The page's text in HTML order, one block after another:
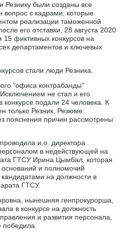
Резнику были созданы все
вопрос с кадрами, которые
реализации таможенной
его отставки, 28 августа 2020
фиктивных конкурсов на
департаментов и ключевых
стали люди Резника.
"офиса контрабанды"
не стал и его
конкурсе подали 24 человека. К
только Резник. Резюме
пояснения причин рассмотрены
и.о. директора
в недействующей на
ГТСУ Ирина Цымбал, которая
и полномочий
на должности в
ГТСУ.
нынешняя генпрокурорша,
в конкурсе на должность
и развития персонала,
победила.